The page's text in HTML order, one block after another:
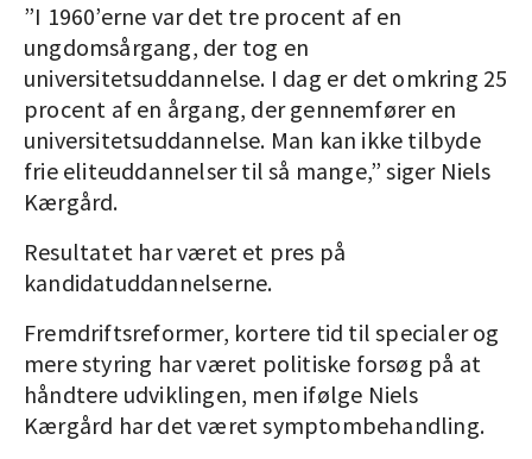
”I 1960’erne var det tre procent af en
ungdomsårgang, der tog en
universitetsuddannelse. I dag er det omkring 25
procent af en årgang, der gennemfører en
universitetsuddannelse. Man kan ikke tilbyde
frie eliteuddannelser til så mange,” siger Niels
Kærgård.
Resultatet har været et pres på
kandidatuddannelserne.
Fremdriftsreformer, kortere tid til specialer og
mere styring har været politiske forsøg på at
håndtere udviklingen, men ifølge Niels
Kærgård har det været symptombehandling.